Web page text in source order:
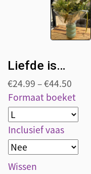
Liefde is…
€24.99–€44.50
Formaat boeket
Inclusief vaas
Wissen